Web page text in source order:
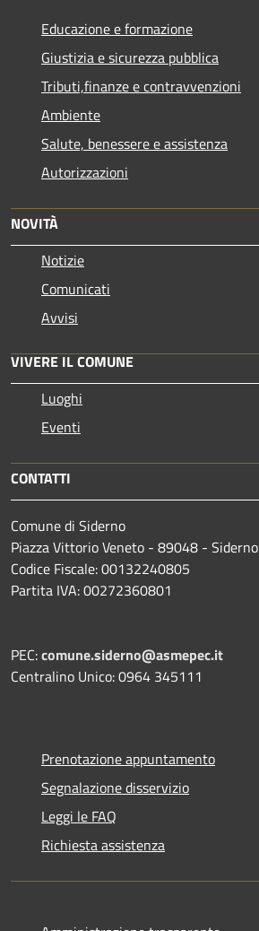
Educazione e formazione
Giustizia e sicurezza pubblica
Tributi,finanze e contravvenzioni
Ambiente
Salute, benessere e assistenza
Autorizzazioni
NOVITÀ
Notizie
Comunicati
Avvisi
VIVERE IL COMUNE
Luoghi
Eventi
CONTATTI
Comune di Siderno
Piazza Vittorio Veneto - 89048 - Siderno
Codice Fiscale: 00132240805
Partita IVA: 00272360801
PEC:comune.siderno@asmepec.it
Centralino Unico: 0964 345111
Prenotazione appuntamento
Segnalazione disservizio
Leggi le FAQ
Richiesta assistenza